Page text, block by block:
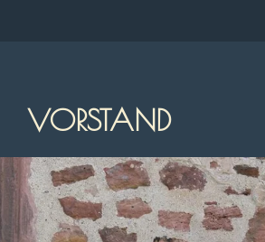
VORSTAND